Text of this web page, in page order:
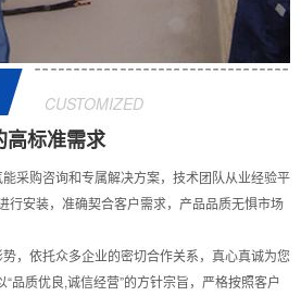
CUSTOMIZED
高标准需求
采购咨询和专属解决方案，技术团队从业经验平
行安装，准确契合客户需求，产品品质无惧市场
，依托众多企业的密切合作关系，真心真诚为您
品质优良,诚信经营”的方针宗旨，严格按照客户